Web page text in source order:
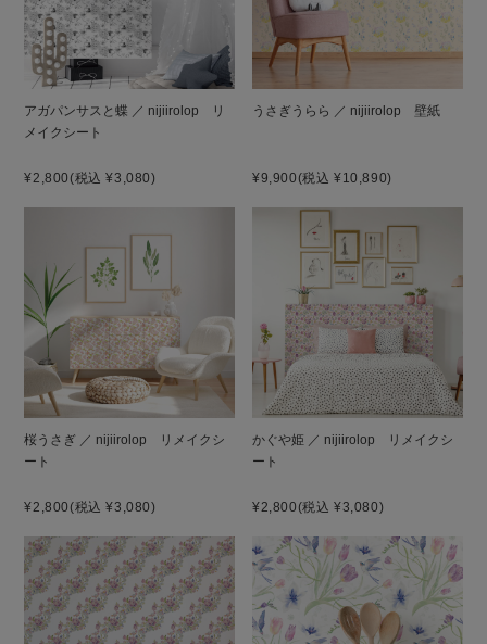
アガパンサスと蝶 ／ nijiirolop リ
メイクシート
¥2,800(税込 ¥3,080)
うさぎうらら ／ nijiirolop 壁紙
¥9,900(税込 ¥10,890)
桜うさぎ ／ nijiirolop リメイクシ
ート
¥2,800(税込 ¥3,080)
かぐや姫 ／ nijiirolop リメイクシ
ート
¥2,800(税込 ¥3,080)